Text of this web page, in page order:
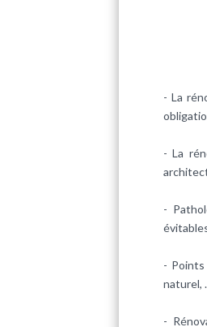
- La
- La
-
-
naturel,
-